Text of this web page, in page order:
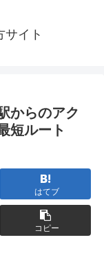
サイト
からのアク
短ルート
はてブ
コピー